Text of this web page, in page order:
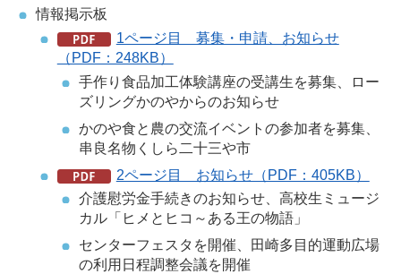
情報掲示板
1ページ目 募集・申請、お知らせ
（PDF：248KB）
手作り食品加工体験講座の受講生を募集、ロー
ズリングかのやからのお知らせ
かのや食と農の交流イベントの参加者を募集、
串良名物くしら二十三や市
2ページ目 お知らせ（PDF：405KB）
介護慰労金手続きのお知らせ、高校生ミュージ
カル「ヒメとヒコ～ある王の物語」
センターフェスタを開催、田崎多目的運動広場
の利用日程調整会議を開催